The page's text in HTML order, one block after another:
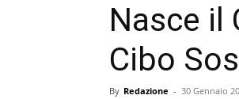
Nasce il
Cibo
By Redazione - 30 Gennaio